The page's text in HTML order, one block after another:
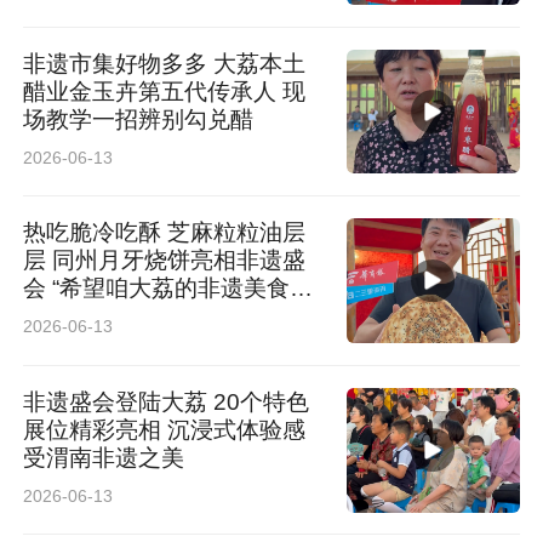
非遗市集好物多多 大荔本土
醋业金玉卉第五代传承人 现
场教学一招辨别勾兑醋
2026-06-13
热吃脆冷吃酥 芝麻粒粒油层
层 同州月牙烧饼亮相非遗盛
会 “希望咱大荔的非遗美食走
出陕西”
2026-06-13
非遗盛会登陆大荔 20个特色
展位精彩亮相 沉浸式体验感
受渭南非遗之美
2026-06-13